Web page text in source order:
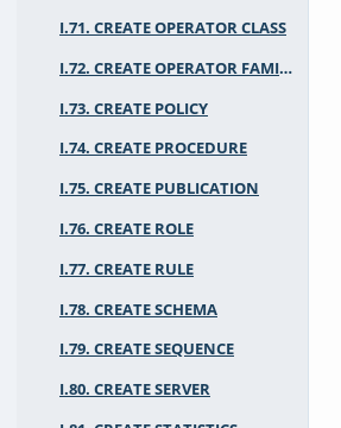
I.71. CREATE OPERATOR CLASS
I.72. CREATE OPERATOR FAMILY
I.73. CREATE POLICY
I.74. CREATE PROCEDURE
I.75. CREATE PUBLICATION
I.76. CREATE ROLE
I.77. CREATE RULE
I.78. CREATE SCHEMA
I.79. CREATE SEQUENCE
I.80. CREATE SERVER